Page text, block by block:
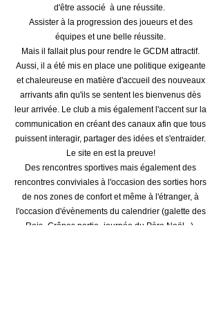
d'être associé à une réussite.
Assister à la progression des joueurs et des
équipes et une belle réussite.
Mais il fallait plus pour rendre le GCDM attractif.
Aussi, il a été mis en place une politique exigeante
et chaleureuse en matière d'accueil des nouveaux
arrivants afin qu'ils se sentent les bienvenus dès
leur arrivée. Le club a mis également l'accent sur la
communication en créant des canaux afin que tous
puissent interagir, partager des idées et s'entraider.
Le site en est la preuve!
Des rencontres sportives mais également des
rencontres conviviales à l'occasion des sorties hors
de nos zones de confort et même à l'étranger, à
l'occasion d'évènements du calendrier (galette des
Rois- Crêpes partie- journée du Père Noël...)